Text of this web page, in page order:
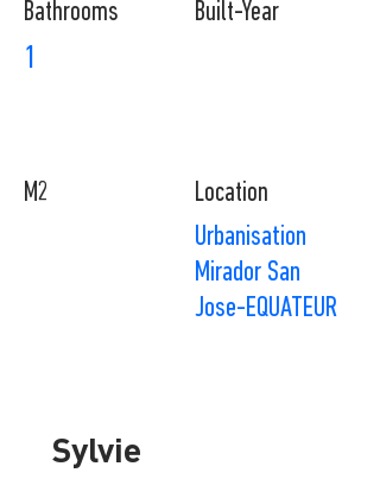
Bathrooms
1
M2
Built-Year
Location
Urbanisation
Mirador San
Jose-EQUATEUR
Sylvie